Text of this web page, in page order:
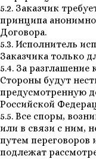
5.2. Заказчик
принципа
Договора.
5.3. Исполнитель
Заказчика только
5.4. За
Стороны будут
предусмотренную
Российской
5.5. Все споры,
или в связи с ним,
путем переговоров
подлежат